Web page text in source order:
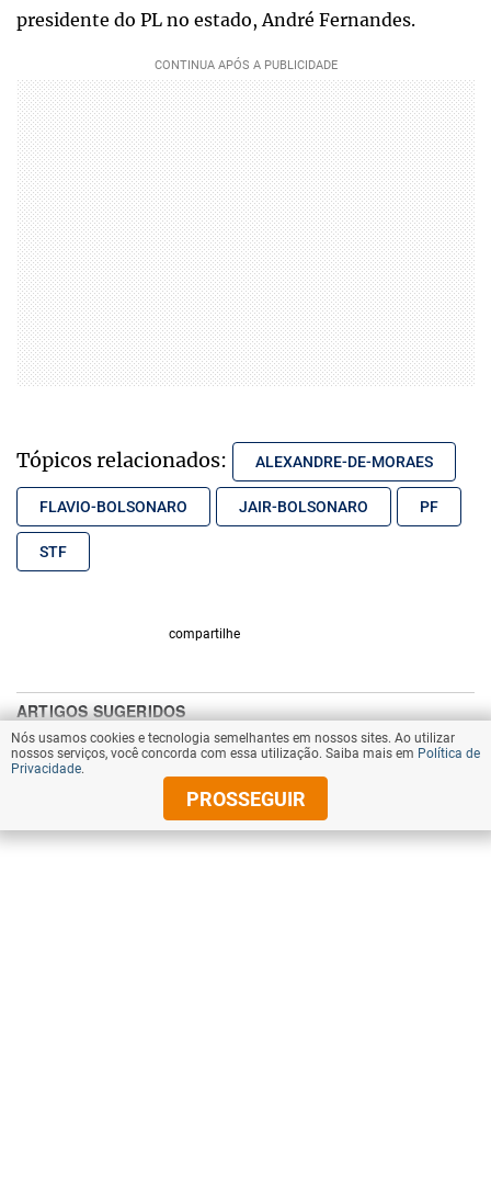
presidente do PL no estado, André Fernandes.
Tópicos relacionados: ALEXANDRE-DE-MORAES
FLAVIO-BOLSONARO JAIR-BOLSONARO PF
STF
compartilhe
Nós usamos cookies e tecnologia semelhantes em nossos sites. Ao utilizar
nossos serviços, você concorda com essa utilização. Saiba mais em Política de
Privacidade.
PROSSEGUIR